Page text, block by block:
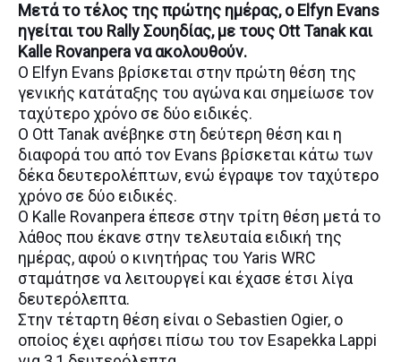
Μετά το τέλος της πρώτης ημέρας, ο Elfyn Evans
ηγείται του Rally Σουηδίας, με τους Ott Tanak και
Kalle Rovanpera να ακολουθούν.
O Elfyn Evans βρίσκεται στην πρώτη θέση της
γενικής κατάταξης του αγώνα και σημείωσε τον
ταχύτερο χρόνο σε δύο ειδικές.
O Ott Tanak ανέβηκε στη δεύτερη θέση και η
διαφορά του από τον Evans βρίσκεται κάτω των
δέκα δευτερολέπτων, ενώ έγραψε τον ταχύτερο
χρόνο σε δύο ειδικές.
O Kalle Rovanpera έπεσε στην τρίτη θέση μετά το
λάθος που έκανε στην τελευταία ειδική της
ημέρας, αφού ο κινητήρας του Yaris WRC
σταμάτησε να λειτουργεί και έχασε έτσι λίγα
δευτερόλεπτα.
Στην τέταρτη θέση είναι ο Sebastien Ogier, ο
οποίος έχει αφήσει πίσω του τον Esapekka Lappi